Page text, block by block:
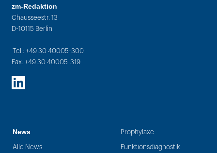
zm-Redaktion
Chausseestr. 13
D-10115 Berlin
Tel.: +49 30 40005-300
Fax: +49 30 40005-319
LinkedIn
News
Alle News
Prophylaxe
Funktionsdiagnostik